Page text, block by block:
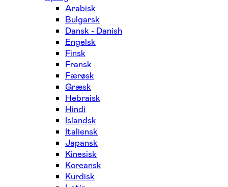
Arabisk
Bulgarsk
Dansk - Danish
Engelsk
Finsk
Fransk
Færøsk
Græsk
Hebraisk
Hindi
Islandsk
Italiensk
Japansk
Kinesisk
Koreansk
Kurdisk